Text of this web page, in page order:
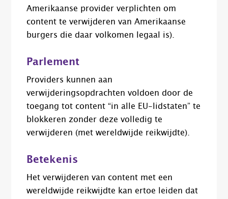
Amerikaanse provider verplichten om
content te verwijderen van Amerikaanse
burgers die daar volkomen legaal is).
Parlement
Providers kunnen aan
verwijderingsopdrachten voldoen door de
toegang tot content “in alle EU-lidstaten” te
blokkeren zonder deze volledig te
verwijderen (met wereldwijde reikwijdte).
Betekenis
Het verwijderen van content met een
wereldwijde reikwijdte kan ertoe leiden dat